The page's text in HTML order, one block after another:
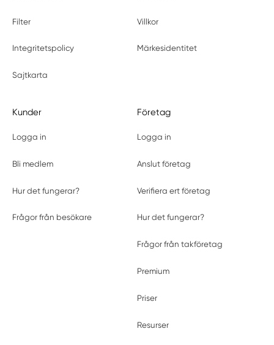
Filter Villkor
Integritetspolicy Märkesidentitet
Sajtkarta
Kunder
Logga in
Bli medlem
Hur det fungerar?
Frågor från besökare
Företag
Logga in
Anslut företag
Verifiera ert företag
Hur det fungerar?
Frågor från takföretag
Premium
Priser
Resurser